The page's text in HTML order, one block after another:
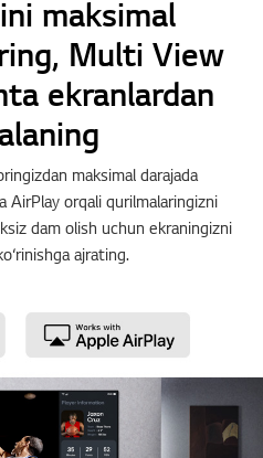
maksimal
Multi View
ekranlardan
maksimal darajada
AirPlay orqali qurilmalaringizni
dam olish uchun ekraningizni
ajrating.